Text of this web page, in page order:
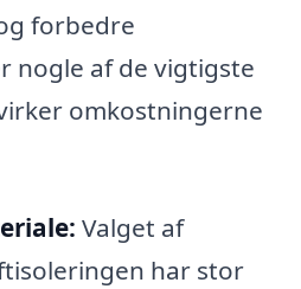
forbedre
nogle af de vigtigste
omkostningerne
Valget af
har stor